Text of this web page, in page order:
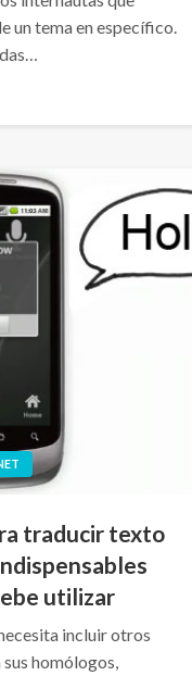
un tema en específico.
traducir texto
utilizar
incluir otros
homólogos,